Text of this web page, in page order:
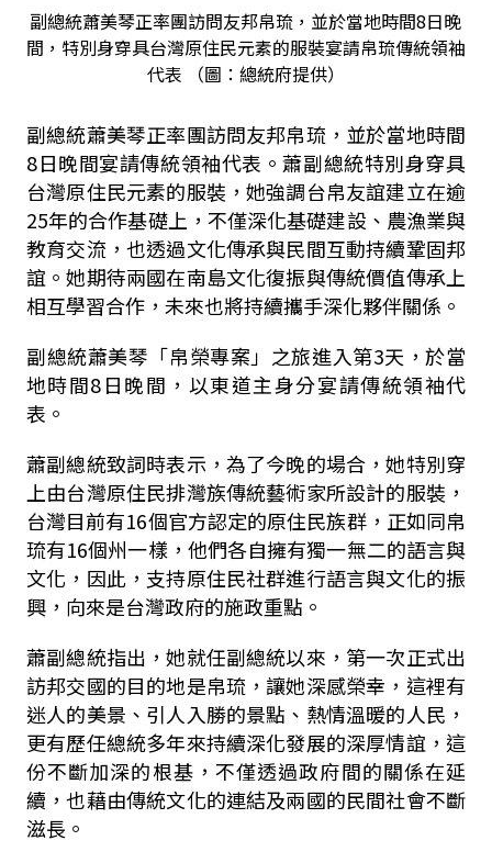
副總統蕭美琴正率團訪問友邦帛琉，並於當地時間8日晚
間，特別身穿具台灣原住民元素的服裝宴請帛琉傳統領袖
代表 （圖：總統府提供）
副總統蕭美琴正率團訪問友邦帛琉，並於當地時間
8日晚間宴請傳統領袖代表。蕭副總統特別身穿具
台灣原住民元素的服裝，她強調台帛友誼建立在逾
25年的合作基礎上，不僅深化基礎建設、農漁業與
教育交流，也透過文化傳承與民間互動持續鞏固邦
誼。她期待兩國在南島文化復振與傳統價值傳承上
相互學習合作，未來也將持續攜手深化夥伴關係。
副總統蕭美琴「帛榮專案」之旅進入第3天，於當
地時間8日晚間，以東道主身分宴請傳統領袖代
表。
蕭副總統致詞時表示，為了今晚的場合，她特別穿
上由台灣原住民排灣族傳統藝術家所設計的服裝，
台灣目前有16個官方認定的原住民族群，正如同帛
琉有16個州一樣，他們各自擁有獨一無二的語言與
文化，因此，支持原住民社群進行語言與文化的振
興，向來是台灣政府的施政重點。
蕭副總統指出，她就任副總統以來，第一次正式出
訪邦交國的目的地是帛琉，讓她深感榮幸，這裡有
迷人的美景、引人入勝的景點、熱情溫暖的人民，
更有歷任總統多年來持續深化發展的深厚情誼，這
份不斷加深的根基，不僅透過政府間的關係在延
續，也藉由傳統文化的連結及兩國的民間社會不斷
滋長。